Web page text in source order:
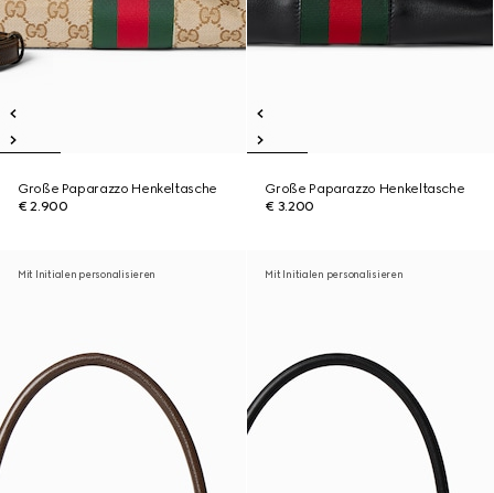
Große Paparazzo Henkeltasche
€ 2.900
Große Paparazzo Henkeltasche
€ 3.200
Mit Initialen personalisieren Mit Initialen personalisieren